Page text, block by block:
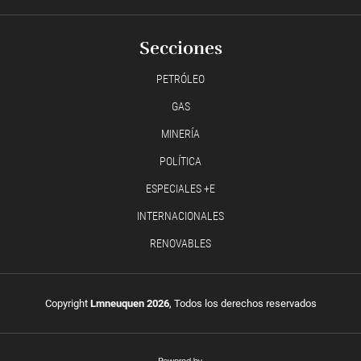
Secciones
PETRÓLEO
GAS
MINERÍA
POLÍTICA
ESPECIALES +E
INTERNACIONALES
RENOVABLES
Copyright Lmneuquen 2026, Todos los derechos reservados